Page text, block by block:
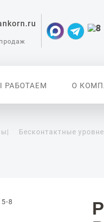
РАБОТАЕМ О
|
Бесконтактные
8